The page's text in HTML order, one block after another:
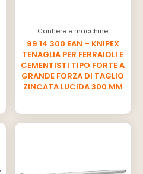
Cantiere e macchine
99 14 300 EAN – KNIPEX
TENAGLIA PER FERRAIOLI E
CEMENTISTI TIPO FORTE A
GRANDE FORZA DI TAGLIO
ZINCATA LUCIDA 300 MM